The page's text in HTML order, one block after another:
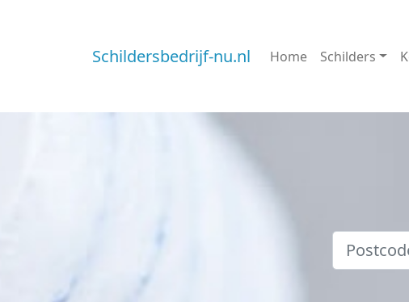
Schildersbedrijf-nu.nl Home Schilders